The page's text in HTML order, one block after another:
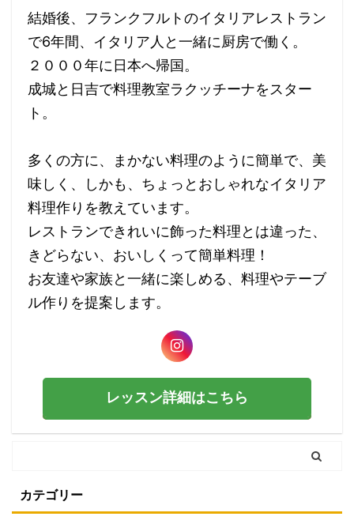
結婚後、フランクフルトのイタリアレストラン
で6年間、イタリア人と一緒に厨房で働く。
２０００年に日本へ帰国。
成城と日吉で料理教室ラクッチーナをスター
ト。
多くの方に、まかない料理のように簡単で、美
味しく、しかも、ちょっとおしゃれなイタリア
料理作りを教えています。
レストランできれいに飾った料理とは違った、
きどらない、おいしくって簡単料理！
お友達や家族と一緒に楽しめる、料理やテーブ
ル作りを提案します。
レッスン詳細はこちら
カテゴリー